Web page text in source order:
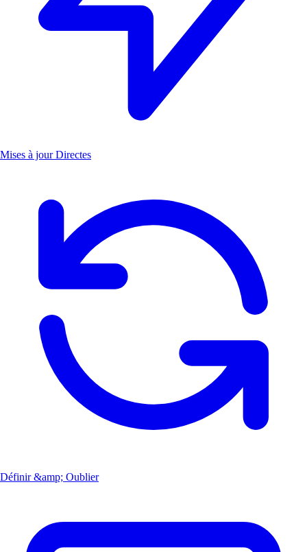
Mises à jour Directes
Définir &amp; Oublier